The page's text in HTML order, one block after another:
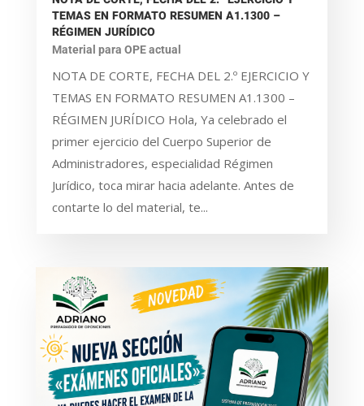
TEMAS EN FORMATO RESUMEN A1.1300 –
RÉGIMEN JURÍDICO
Material para OPE actual
NOTA DE CORTE, FECHA DEL 2.º EJERCICIO Y
TEMAS EN FORMATO RESUMEN A1.1300 –
RÉGIMEN JURÍDICO Hola, Ya celebrado el
primer ejercicio del Cuerpo Superior de
Administradores, especialidad Régimen
Jurídico, toca mirar hacia adelante. Antes de
contarte lo del material, te...